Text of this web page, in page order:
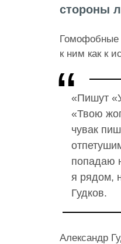
стороны
Гомофобные
к ним как к
«Пишут
«Твою
чувак
попадаю
я рядом,
Гудков.
Александр